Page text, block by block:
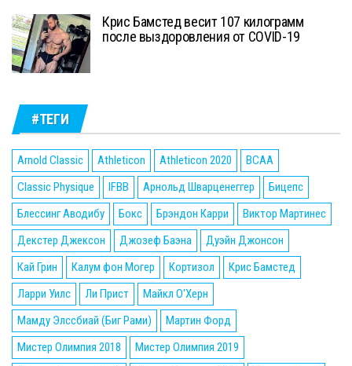
Крис Бамстед весит 107 килограмм
после выздоровления от COVID-19
#ТЕГИ
Arnold Classic Athleticon Athleticon 2020
BCAA
Classic Physique
IFBB Арнольд Шварценеггер
Бицепс
Блессинг Аводибу
Бокс Брэндон Карри
Виктор Мартинес
Декстер Джексон
Джозеф Баэна
Дуэйн Джонсон
Кай Грин
Калум фон Могер Кортизол
Крис Бамстед
Ларри Уилс
Ли Прист
Майкл О'Херн
Мамду Элссбиай (Биг Рами)
Мартин Форд
Мистер Олимпия 2018
Мистер Олимпия 2019